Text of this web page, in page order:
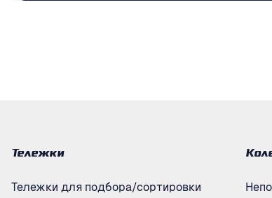
Тележки
Тележки для подбора/сортировки